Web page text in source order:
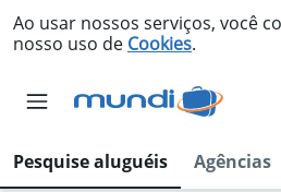
Ao usar nossos serviços, você
nosso uso de Cookies.
Pesquise aluguéis Agências